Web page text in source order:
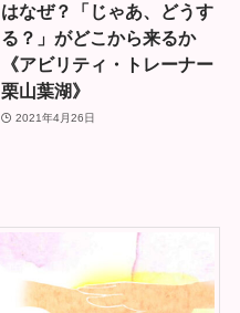
はなぜ？「じゃあ、どうす
る？」がどこから来るか
《アビリティ・トレーナー
栗山葉湖》
2021年4月26日